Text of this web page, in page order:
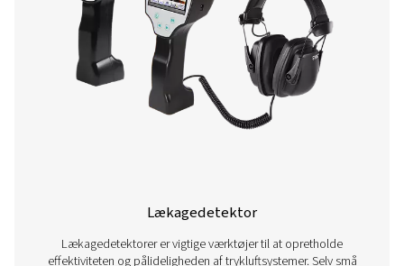
Strømningssensorer
Flowsensorer er vigtige måleenheder, der bruges til at
styre luftstrømmen i trykluftsystemer. Ved nøjagtigt
som produktion, bilindustrien og medicinalindustrien,
reducere omkostningerne og sikre overholdelse af